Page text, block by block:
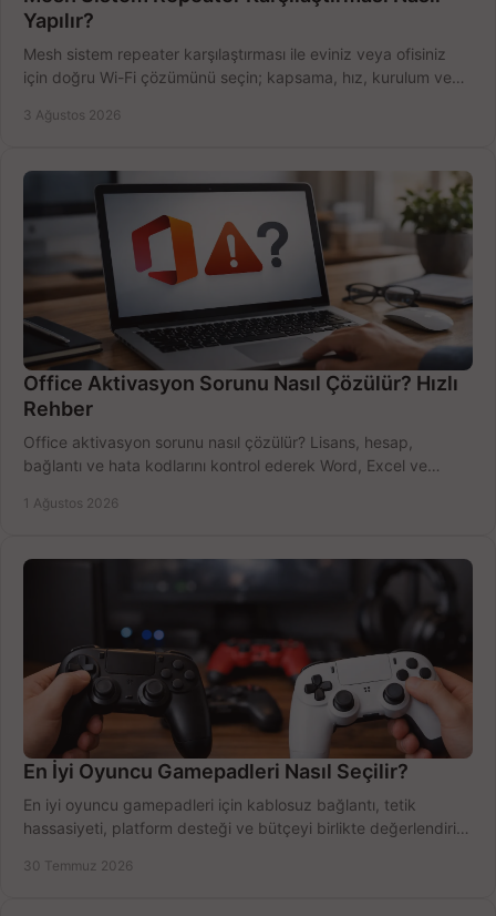
Yapılır?
Mesh sistem repeater karşılaştırması ile eviniz veya ofisiniz
için doğru Wi-Fi çözümünü seçin; kapsama, hız, kurulum ve
3 Ağustos 2026
Office Aktivasyon Sorunu Nasıl Çözülür? Hızlı
Rehber
Office aktivasyon sorunu nasıl çözülür? Lisans, hesap,
bağlantı ve hata kodlarını kontrol ederek Word, Excel ve
1 Ağustos 2026
En İyi Oyuncu Gamepadleri Nasıl Seçilir?
En iyi oyuncu gamepadleri için kablosuz bağlantı, tetik
hassasiyeti, platform desteği ve bütçeyi birlikte değerlendirin;
30 Temmuz 2026